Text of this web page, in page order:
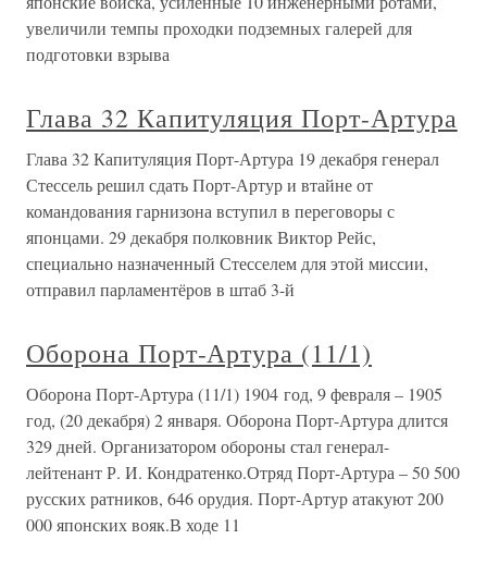
увеличили темпы проходки подземных галерей для
подготовки взрыва
Глава 32 Капитуляция Порт-Артура
Глава 32 Капитуляция Порт-Артура 19 декабря генерал
Стессель решил сдать Порт-Артур и втайне от
командования гарнизона вступил в переговоры с
японцами. 29 декабря полковник Виктор Рейс,
специально назначенный Стесселем для этой миссии,
отправил парламентёров в штаб 3-й
Оборона Порт-Артура (11/1)
Оборона Порт-Артура (11/1) 1904 год, 9 февраля – 1905
год, (20 декабря) 2 января. Оборона Порт-Артура длится
329 дней. Организатором обороны стал генерал-
лейтенант Р. И. Кондратенко.Отряд Порт-Артура – 50 500
русских ратников, 646 орудия. Порт-Артур атакуют 200
000 японских вояк.В ходе 11